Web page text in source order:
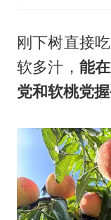
刚下树直接
软多汁， 能
党和软桃党握